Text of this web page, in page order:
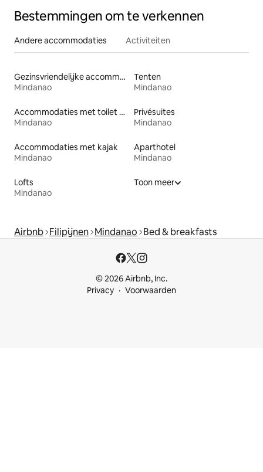
Bestemmingen om te verkennen
Andere accommodaties Activiteiten
Gezinsvriendelijke accommodaties
Mindanao
Tenten
Mindanao
Accommodaties met toilet op toegankelijke hoogte
Mindanao
Privésuites
Mindanao
Accommodaties met kajak
Mindanao
Aparthotel
Mindanao
Lofts
Mindanao
Toon meer
Airbnb Filipijnen Mindanao Bed & breakfasts
© 2026 Airbnb, Inc.
Privacy
Voorwaarden